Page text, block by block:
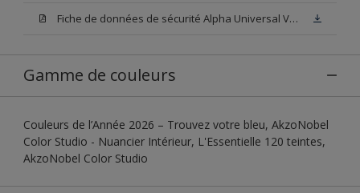
Fiche de données de sécurité Alpha Universal Velours Base N00
Gamme de couleurs
Couleurs de l’Année 2026 – Trouvez votre bleu, AkzoNobel
Color Studio - Nuancier Intérieur, L'Essentielle 120 teintes,
AkzoNobel Color Studio